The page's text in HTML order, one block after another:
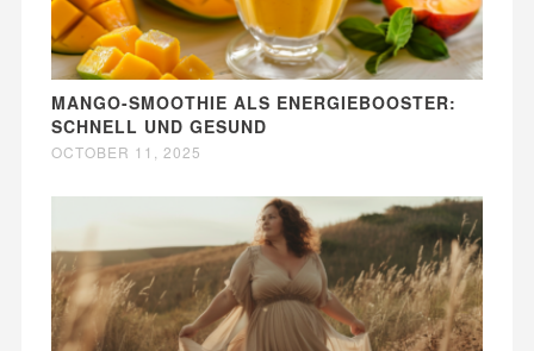
MANGO-SMOOTHIE ALS ENERGIEBOOSTER:
SCHNELL UND GESUND
OCTOBER 11, 2025